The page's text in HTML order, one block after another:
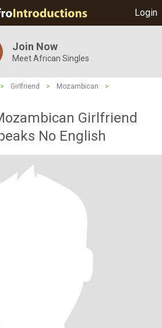
Login
Join Now
Meet African Singles
> Girlfriend > Mozambican
>
Girlfriend
No English